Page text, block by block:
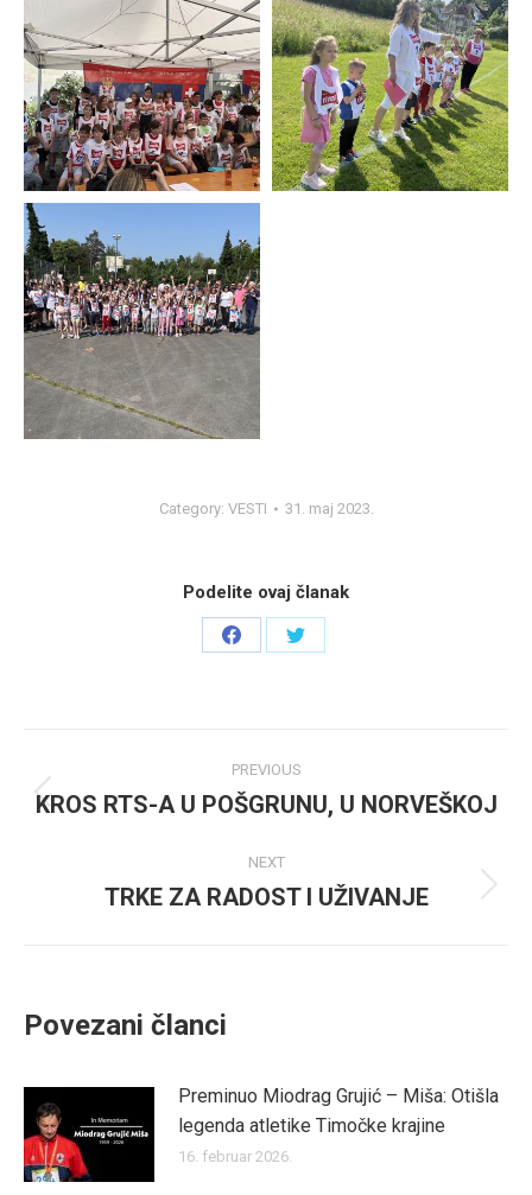
Category: VESTI 31. maj 2023.
Podelite ovaj članak
Share
Share
navigation
PREVIOUS
Previous
KROS RTS-A U POŠGRUNU, U NORVEŠKOJ
NEXT
Next
TRKE ZA RADOST I UŽIVANJE
Povezani članci
Preminuo Miodrag Grujić – Miša: Otišla
legenda atletike Timočke krajine
16. februar 2026.